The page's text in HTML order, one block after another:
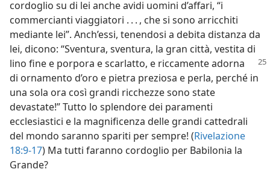
cordoglio su di lei anche avidi uomini d’affari, “i
commercianti viaggiatori . . . , che si sono arricchiti
mediante lei”. Anch’essi, tenendosi a debita distanza da
lei, dicono: “Sventura, sventura, la gran città, vestita di
lino fine e porpora e scarlatto, e riccamente adorna
di ornamento d’oro e pietra preziosa e perla, perché in
una sola ora così grandi ricchezze sono state
devastate!” Tutto lo splendore dei paramenti
ecclesiastici e la magnificenza delle grandi cattedrali
del mondo saranno spariti per sempre! (Rivelazione
18:9-17) Ma tutti faranno cordoglio per Babilonia la
Grande?